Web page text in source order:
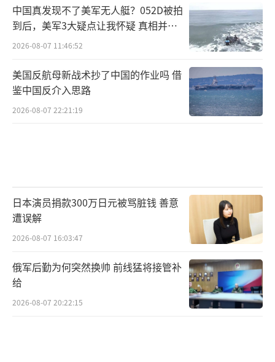
中国真发现不了美军无人艇？052D被拍
到后，美军3大疑点让我怀疑 真相并非
如此
2026-08-07 11:46:52
美国反航母新战术抄了中国的作业吗 借
鉴中国反介入思路
2026-08-07 22:21:19
日本演员捐款300万日元被骂脏钱 善意
遭误解
2026-08-07 16:03:47
俄军后勤为何突然换帅 前线猛将接管补
给
2026-08-07 20:22:15